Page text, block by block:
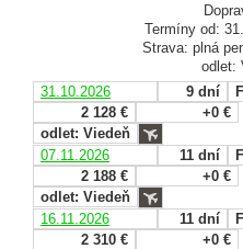
Termíny od:
Strava: plná
odlet:
31.10.2026
9 dní
2 128 €
+0 €
odlet: Viedeň
07.11.2026
11 dní
2 188 €
+0 €
odlet: Viedeň
16.11.2026
11 dní
2 310 €
+0 €